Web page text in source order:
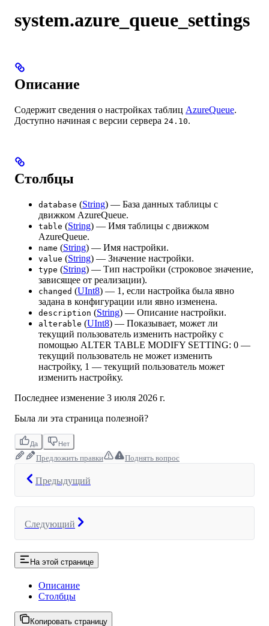
system.azure_queue_settings
Описание
Содержит сведения о настройках таблиц AzureQueue.
Доступно начиная с версии сервера 24.10.
Столбцы
database (String) — База данных таблицы с
движком AzureQueue.
table (String) — Имя таблицы с движком
AzureQueue.
name (String) — Имя настройки.
value (String) — Значение настройки.
type (String) — Тип настройки (строковое значение,
зависящее от реализации).
changed (UInt8) — 1, если настройка была явно
задана в конфигурации или явно изменена.
description (String) — Описание настройки.
alterable (UInt8) — Показывает, может ли
текущий пользователь изменить настройку с
помощью ALTER TABLE MODIFY SETTING: 0 —
текущий пользователь не может изменить
настройку, 1 — текущий пользователь может
изменить настройку.
Последнее изменение 3 июля 2026 г.
Была ли эта страница полезной?
Да Нет
Предложить правки Поднять вопрос
Предыдущий
Следующий
На этой странице
Описание
Столбцы
Копировать страницу